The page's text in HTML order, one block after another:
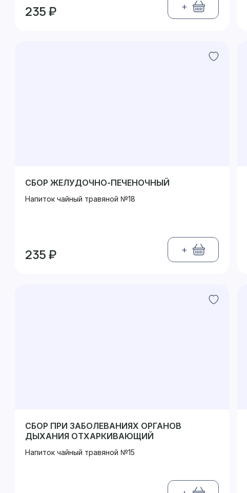
235 ₽ +
СБОР ЖЕЛУДОЧНО-ПЕЧЕНОЧНЫЙ
Напиток чайный травяной №18
235 ₽ +
СБОР ПРИ ЗАБОЛЕВАНИЯХ ОРГАНОВ
ДЫХАНИЯ ОТХАРКИВАЮЩИЙ
Напиток чайный травяной №15